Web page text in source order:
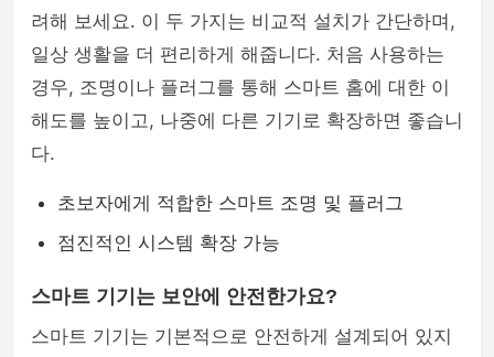
려해 보세요. 이 두 가지는 비교적 설치가 간단하며,
일상 생활을 더 편리하게 해줍니다. 처음 사용하는
경우, 조명이나 플러그를 통해 스마트 홈에 대한 이
해도를 높이고, 나중에 다른 기기로 확장하면 좋습니
다.
초보자에게 적합한 스마트 조명 및 플러그
점진적인 시스템 확장 가능
스마트 기기는 보안에 안전한가요?
스마트 기기는 기본적으로 안전하게 설계되어 있지